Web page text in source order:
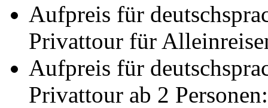
Aufpreis für
Privattour für
Aufpreis für
Privattour ab 2